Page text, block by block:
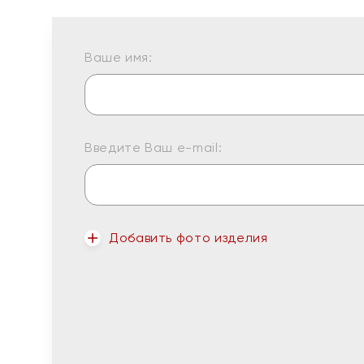
Ваше имя:
Введите Ваш e-mail:
Добавить фото изделия